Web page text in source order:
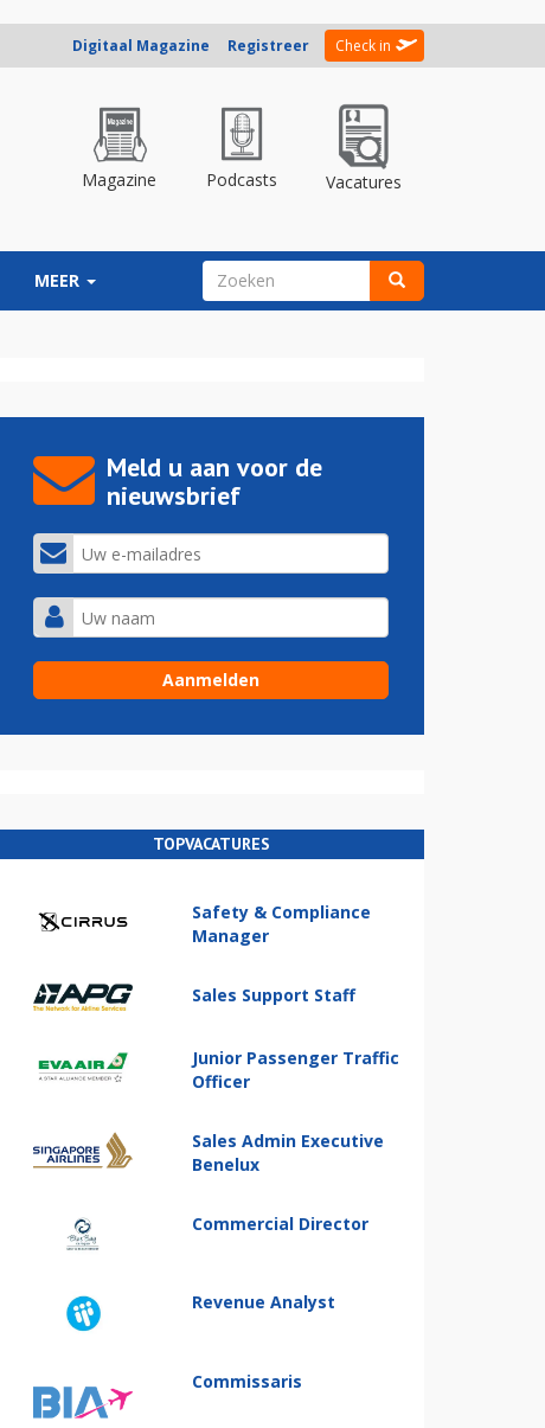
Digitaal Magazine Registreer Check in
Magazine Podcasts Vacatures
MEER ZOEKVELD
Meld u aan voor de
nieuwsbrief
TOPVACATURES
Safety & Compliance
Manager
Sales Support Staff
Junior Passenger Traffic
Officer
Sales Admin Executive
Benelux
Commercial Director
Revenue Analyst
Commissaris